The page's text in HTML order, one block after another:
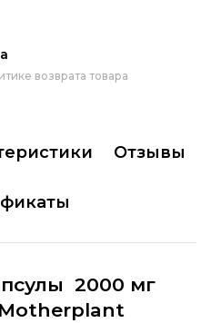
возврата товара
Отзывы
2000 мг